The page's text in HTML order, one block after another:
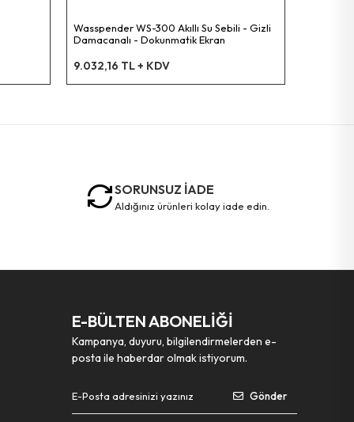
Wasspender WS-300 Akıllı Su Sebili - Gizli
Damacanalı - Dokunmatik Ekran
9.032,16 TL + KDV
SORUNSUZ İADE
aldığınız ürünleri kolay iade edin.
E-BÜLTEN ABONELİĞİ
Kampanya, duyuru, bilgilendirmelerden e-
posta ile haberdar olmak istiyorum.
Gönder